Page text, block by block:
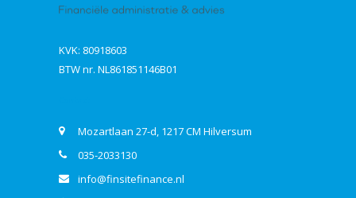
KVK: 80918603
BTW nr. NL861851146B01
Mozartlaan 27-d, 1217 CM Hilversum
035-2033130
info@finsitefinance.nl